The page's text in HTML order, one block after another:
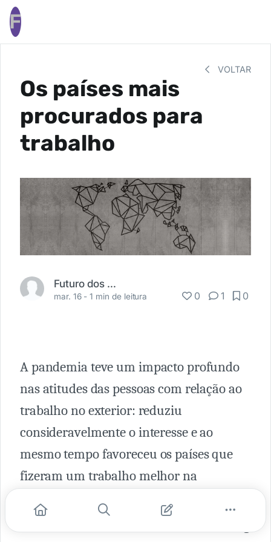
F
VOLTAR
Os países mais
procurados para
trabalho
Futuro dos Negócios
mar. 16 -1 min de leitura 0 1 0
A pandemia teve um impacto profundo
nas atitudes das pessoas com relação ao
trabalho no exterior: reduziu
consideravelmente o interesse e ao
mesmo tempo favoreceu os países que
fizeram um trabalho melhor na